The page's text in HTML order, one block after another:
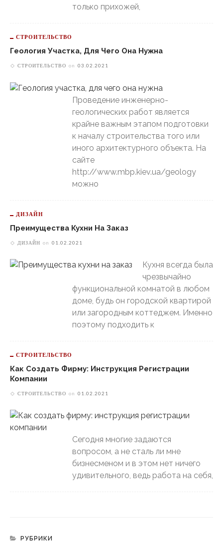
только прихожей,
СТРОИТЕЛЬСТВО
Геология Участка, Для Чего Она Нужна
СТРОИТЕЛЬСТВО on 03.02.2021
Проведение инженерно-
геологических работ является
крайне важным этапом подготовки
к началу строительства того или
иного архитектурного объекта. На
сайте
http://www.mbp.kiev.ua/geology
можно
ДИЗАЙН
Преимущества Кухни На Заказ
ДИЗАЙН on 01.02.2021
Кухня всегда была
чрезвычайно
функциональной комнатой в любом
доме, будь он городской квартирой
или загородным коттеджем. Именно
поэтому подходить к
СТРОИТЕЛЬСТВО
Как Создать Фирму: Инструкция Регистрации
Компании
СТРОИТЕЛЬСТВО on 01.02.2021
Сегодня многие задаются
вопросом, а не сталь ли мне
бизнесменом и в этом нет ничего
удивительного, ведь работа на себя,
РУБРИКИ